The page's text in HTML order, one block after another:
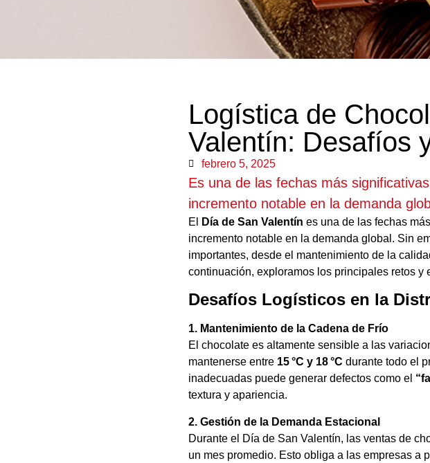
Logística de
Valentín: Desafíos
febrero 5, 2025
Es una de las fechas más
incremento notable en la demanda
El Día de San Valentín es una de las fechas
incremento notable en la demanda global. Sin
importantes, desde el mantenimiento de la
continuación, exploramos los principales retos y
Desafíos Logísticos en la
1. Mantenimiento de la Cadena de Frío
El chocolate es altamente sensible a las
mantenerse entre 15 °C y 18 °C durante todo el
inadecuadas puede generar defectos como el
textura y apariencia.
2. Gestión de la Demanda Estacional
Durante el Día de San Valentín, las ventas de
un mes promedio. Esto obliga a las empresas a